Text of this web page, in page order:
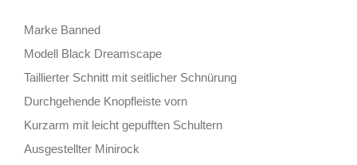
Marke Banned
Modell Black Dreamscape
Taillierter Schnitt mit seitlicher Schnürung
Durchgehende Knopfleiste vorn
Kurzarm mit leicht gepufften Schultern
Ausgestellter Minirock